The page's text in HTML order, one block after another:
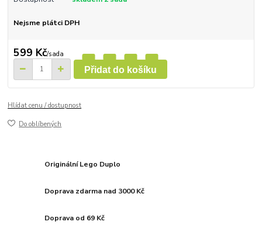
Nejsme plátci DPH
599 Kč/sada
Přidat do košíku
Hlídat cenu / dostupnost
Do oblíbených
Originální Lego Duplo
Doprava zdarma nad 3000 Kč
Doprava od 69 Kč